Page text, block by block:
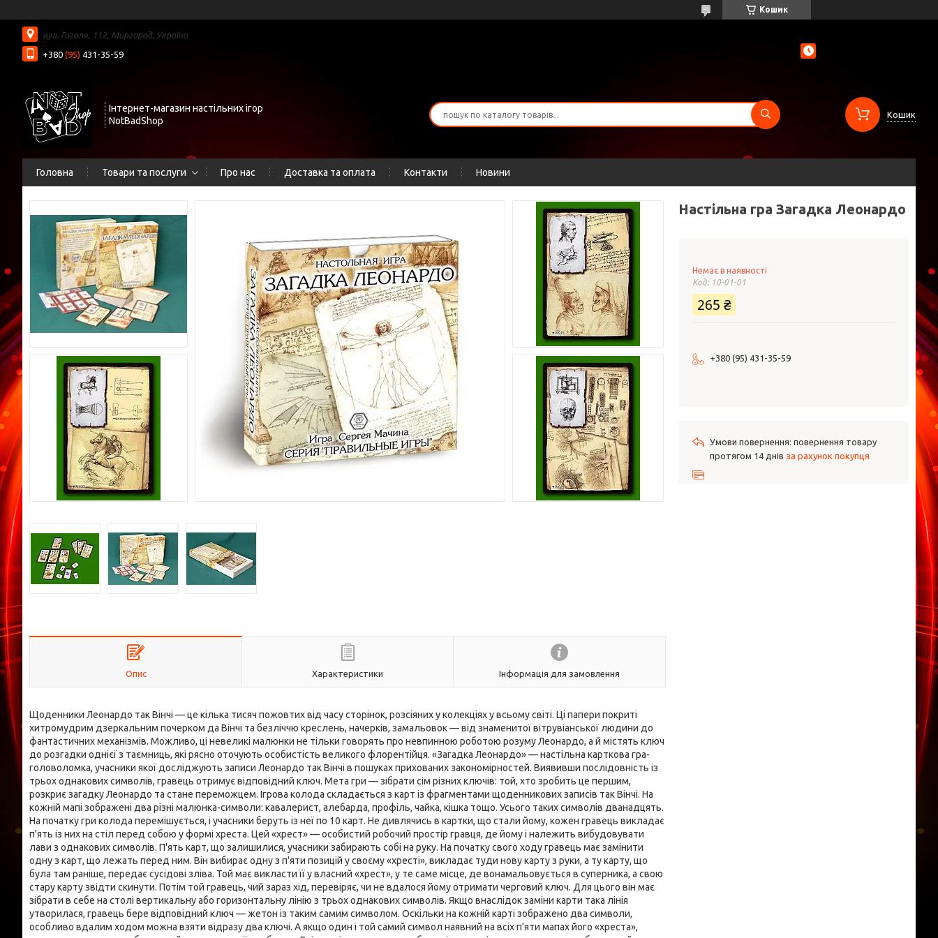
Кошик
вул. Гоголя, 112, Миргород, Україна
+380 (95) 431-35-59
Інтернет-магазин настільних ігор
NotBadShop
Кошик
Головна Товари та послуги Про нас Доставка та оплата Контакти Новини
Опис Характеристики Інформація для замовлення
Щоденники Леонардо так Вінчі — це кілька тисяч пожовтих від часу сторінок, розсіяних у колекціях у всьому світі. Ці папери покриті
хитромудрим дзеркальним почерком да Вінчі та безліччю креслень, начерків, замальовок — від знаменитої вітрувіанської людини до
фантастичних механізмів. Можливо, ці невеликі малюнки не тільки говорять про невпинною роботою розуму Леонардо, а й містять ключ
до розгадки однієї з таємниць, які рясно оточують особистість великого флорентійця. «Загадка Леонардо» — настільна карткова гра-
головоломка, учасники якої досліджують записи Леонардо так Вінчі в пошуках прихованих закономірностей. Виявивши послідовність із
трьох однакових символів, гравець отримує відповідний ключ. Мета гри — зібрати сім різних ключів: той, хто зробить це першим,
розкриє загадку Леонардо та стане переможцем. Ігрова колода складається з карт із фрагментами щоденникових записів так Вінчі. На
кожній мапі зображені два різні малюнка-символи: кавалерист, алебарда, профіль, чайка, кішка тощо. Усього таких символів дванадцять.
На початку гри колода перемішується, і учасники беруть із неї по 10 карт. Не дивлячись в картки, що стали йому, кожен гравець викладає
п'ять із них на стіл перед собою у формі хреста. Цей «хрест» — особистий робочий простір гравця, де йому і належить вибудовувати
лави з однакових символів. П'ять карт, що залишилися, учасники забирають собі на руку. На початку свого ходу гравець має замінити
одну з карт, що лежать перед ним. Він вибирає одну з п'яти позицій у своєму «хресті», викладає туди нову карту з руки, а ту карту, що
була там раніше, передає сусідові зліва. Той має викласти її у власний «хрест», у те саме місце, де вонамальовується в суперника, а свою
стару карту звідти скинути. Потім той гравець, чий зараз хід, перевіряє, чи не вдалося йому отримати черговий ключ. Для цього він має
зібрати в себе на столі вертикальну або горизонтальну лінію з трьох однакових символів. Якщо внаслідок заміни карти така лінія
утворилася, гравець бере відповідний ключ — жетон із таким самим символом. Оскільки на кожній карті зображено два символи,
особливо вдалим ходом можна взяти відразу два ключі. А якщо один і той самий символ наявний на всіх п'яти мапах його «хреста»,
Настільна гра Загадка Леонардо
Немає в наявності
Код: 10-01-01
265 ₴
+380 (95) 431-35-59
повернення товару
протягом 14 днів за рахунок покупця